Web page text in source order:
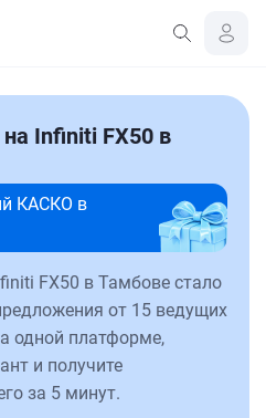
Infiniti FX50 в
КАСКО в
FX50 в Тамбове стало
от 15 ведущих
одной платформе,
и получите
за 5 минут.